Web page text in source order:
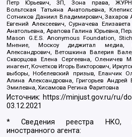
Петр Юрьевич, ЗП, Зона права,
Вольтская Татьяна Анатольевна,
Сотников Даниил Владимирович, Захаров
Евгений Алексеевич, Сурначева
Анатольевна, Арапова Галина Юрьевна,
Mason G.E.S. Anonymous Foundation,
Мнение, Москоу диджитал медиа,
Александрович, Ветошкина Валерия
Скворцова Елена Сергеевна, Оленичев
инагент, Кочетков Игорь Викторович,
выборы, Нобелевский призыв, Еланчик
Алина Александровна, Григорьев
Эмилевна, Хисамова Регина Фаритовна
Источник: https://minjust.gov.ru/ru/
03.12.2021
* Сведения реестра НКО,
иностранного агента: